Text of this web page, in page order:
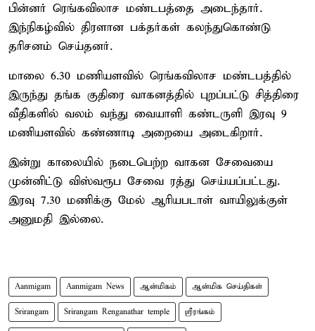
பின்னர் ரெங்கவிலாச மண்டபத்தை அடைந்தார்.
இந்நிகழ்வில் திரளான பக்தர்கள் கலந்துகொண்டு
தரிசனம் செய்தனர்.
மாலை 6.30 மணியளவில் ரெங்கவிலாச மண்டபத்தில்
இருந்து தங்க குதிரை வாகனத்தில் புறப்பட்டு சித்திரை
வீதிகளில் வலம் வந்து வையாளி கண்டருளி இரவு 9
மணியளவில் கண்ணாடி அறையை அடைகிறார்.
இன்று காலையில் நடைபெற்ற வாகன சேவையை
முன்னிட்டு விஸ்வரூப சேவை ரத்து செய்யப்பட்டது.
இரவு 7.30 மணிக்கு மேல் ஆரியபடாள் வாயிலுக்குள்
அனுமதி இல்லை.
Aanmigam Aanmigam News ஆன்மிகம் ஆன்மிக செய்திகள்
Srirangam Srirangam Renganathar temple ஸ்ரீரங்கம்